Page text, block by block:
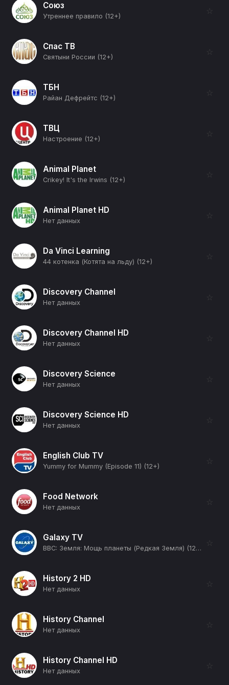
Союз
Утреннее правило (12+)
☆
Спас ТВ
Святыни России (12+)
☆
ТБН
Райан Дефрейтс (12+)
☆
ТВЦ
Настроение (12+)
☆
Animal Planet
Crikey! It's the Irwins (12+)
☆
Animal Planet HD
Нет данных
☆
Da Vinci Learning
44 котенка (Котята на льду) (12+)
☆
Discovery Channel
Нет данных
☆
Discovery Channel HD
Нет данных
☆
Discovery Science
Нет данных
☆
Discovery Science HD
Нет данных
☆
English Club TV
Yummy for Mummy (Episode 11) (12+)
☆
Food Network
Нет данных
☆
Galaxy TV
BBC: Земля: Мощь планеты (Редкая Земля) (12+)
☆
History 2 HD
Нет данных
☆
History Channel
Нет данных
☆
History Channel HD
Нет данных
☆